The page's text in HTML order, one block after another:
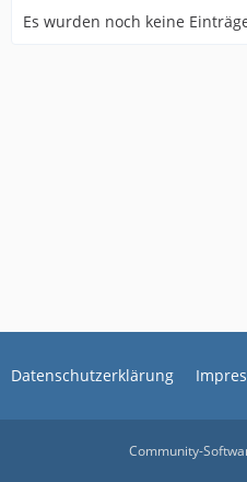
Es wurden noch keine
Datenschutzerklärung
Community-